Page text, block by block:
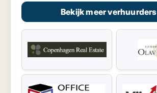
Bekijk meer verhuurders